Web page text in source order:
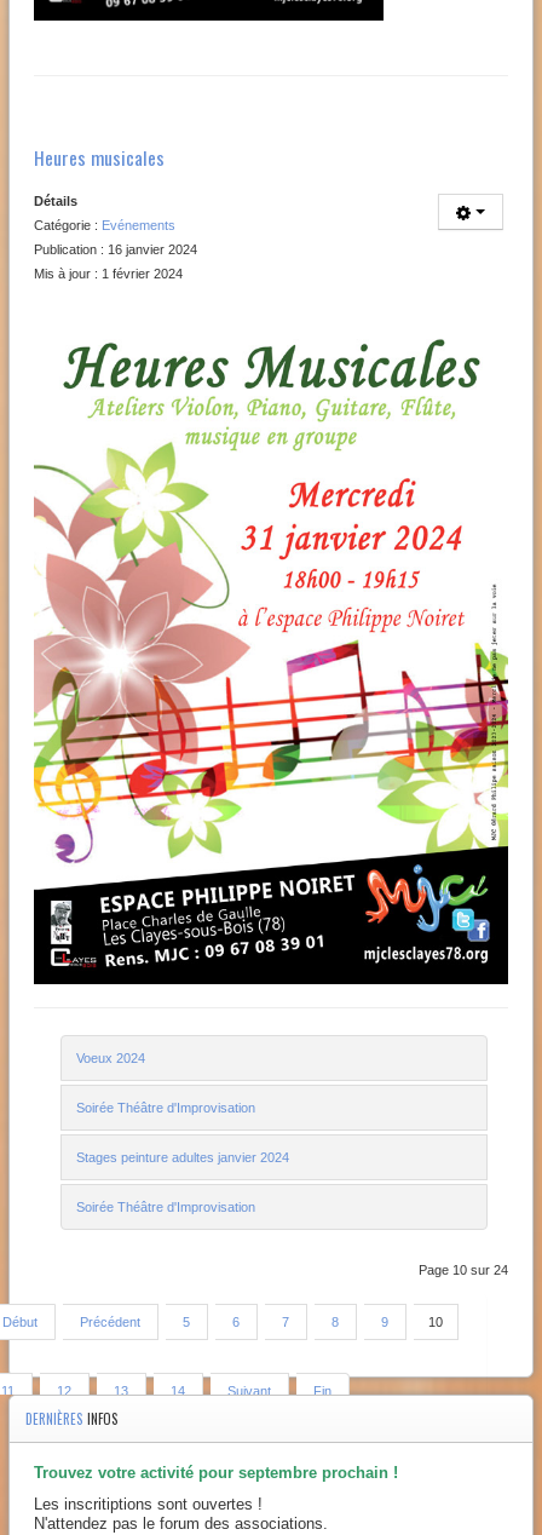
Heures musicales
Détails
Catégorie : Evénements
Publication : 16 janvier 2024
Mis à jour : 1 février 2024
Voeux 2024
Soirée Théâtre d'Improvisation
Stages peinture adultes janvier 2024
Soirée Théâtre d'Improvisation
Page 10 sur 24
Début Précédent 5 6 7 8 9 10
11 12 13 14 Suivant Fin
DERNIÈRES INFOS
Trouvez votre activité pour septembre prochain !
Les inscritiptions sont ouvertes !
N'attendez pas le forum des associations.